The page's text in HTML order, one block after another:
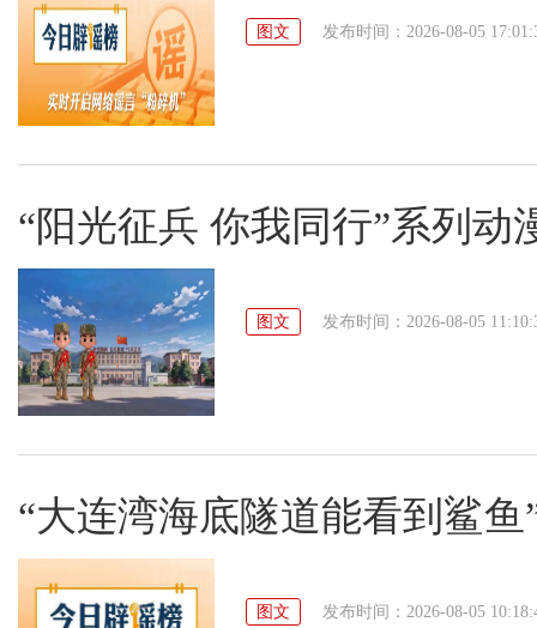
图文 发布时间：2026-08-05
“阳光征兵 你我同行”系列动
图文 发布时间：2026-08-05
“大连湾海底隧道能看到鲨鱼
图文 发布时间：2026-08-05